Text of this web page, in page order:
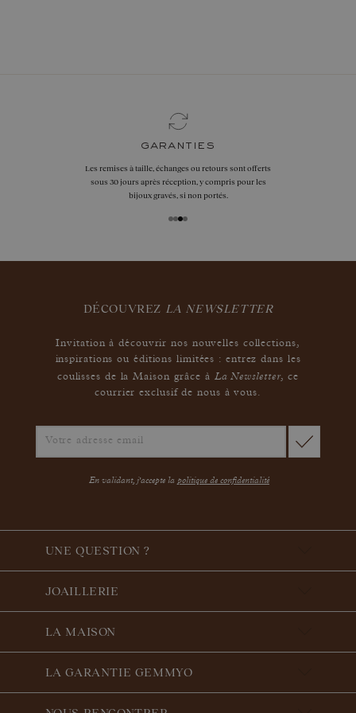
garanties
Les remises à taille, échanges ou retours sont offerts
sous 30 jours après réception, y compris pour les
bijoux gravés, si non portés.
DÉCOUVREZ LA NEWSLETTER
Invitation à découvrir nos nouvelles collections,
inspirations ou éditions limitées : entrez dans les
coulisses de la Maison grâce à La Newsletter,ce
courrier exclusif de nous à vous.
En validant, j'accepte la politique de confidentialité
UNE QUESTION ?
JOAILLERIE
LA MAISON
LA GARANTIE GEMMYO